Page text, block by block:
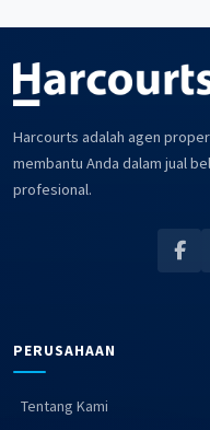
Harcourts adalah agen
membantu Anda dalam jual
profesional.
PERUSAHAAN
Tentang Kami